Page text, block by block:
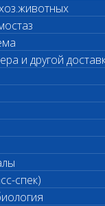
и другой
спек)